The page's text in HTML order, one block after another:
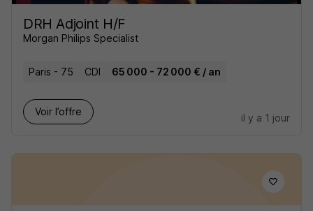
DRH Adjoint H/F
Morgan Philips Specialist
Paris - 75 CDI 65 000 - 72 000 € / an
Voir l’offre
il y a 1 jour